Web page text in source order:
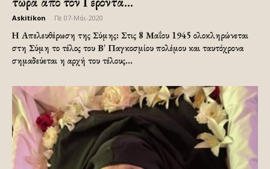
Askitikon Πε 07-Μάι-2020
Η Απελευθέρωση της Σύμης: Στις 8 Μαΐου 1945 ολοκληρώνεται
στη Σύμη το τέλος του Β' Παγκοσμίου πολέμου και ταυτόχρονα
σημαδεύεται η αρχή του τέλους...